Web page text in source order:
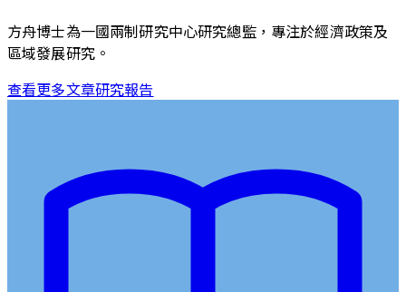
方舟博士為一國兩制研究中心研究總監，專注於經濟政策及
區域發展研究。
查看更多文章研究報告